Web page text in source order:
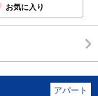
お気に入り
アパート